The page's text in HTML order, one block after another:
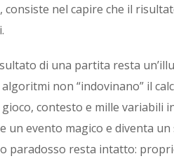
nel capire che il
di una partita resta
non “indovinano” il
contesto e mille variabili
un evento magico e diventa
paradosso resta intatto: